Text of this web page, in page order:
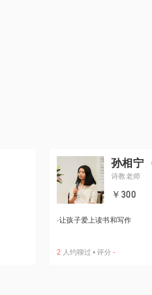
孙相宁
诗教老师
￥300
·让孩子爱上读书和写作
2 人约聊过 • 评分 -